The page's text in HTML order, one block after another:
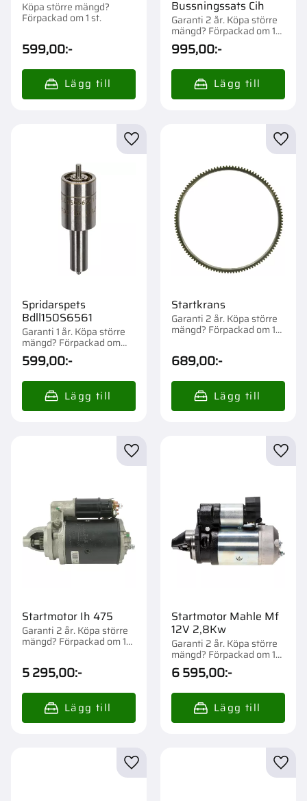
Köpa större mängd?
Förpackad om 1 st.
599,00:-
Bussningssats Cih
Garanti 2 år. Köpa större
mängd? Förpackad om 1
st.
995,00:-
Spridarspets
Bdll150S6561
Garanti 1 år. Köpa större
mängd? Förpackad om
1/12 st.
599,00:-
Lägg till i favoriter
Startkrans
Garanti 2 år. Köpa större
mängd? Förpackad om 1
689,00:-
Startmotor Ih 475
Garanti 2 år. Köpa större
mängd? Förpackad om 1
5 295,00:-
Lägg till i favoriter
Startmotor Mahle Mf
12V 2,8Kw
Garanti 2 år. Köpa större
mängd? Förpackad om 1
st.
6 595,00:-
Lägg till i favoriter